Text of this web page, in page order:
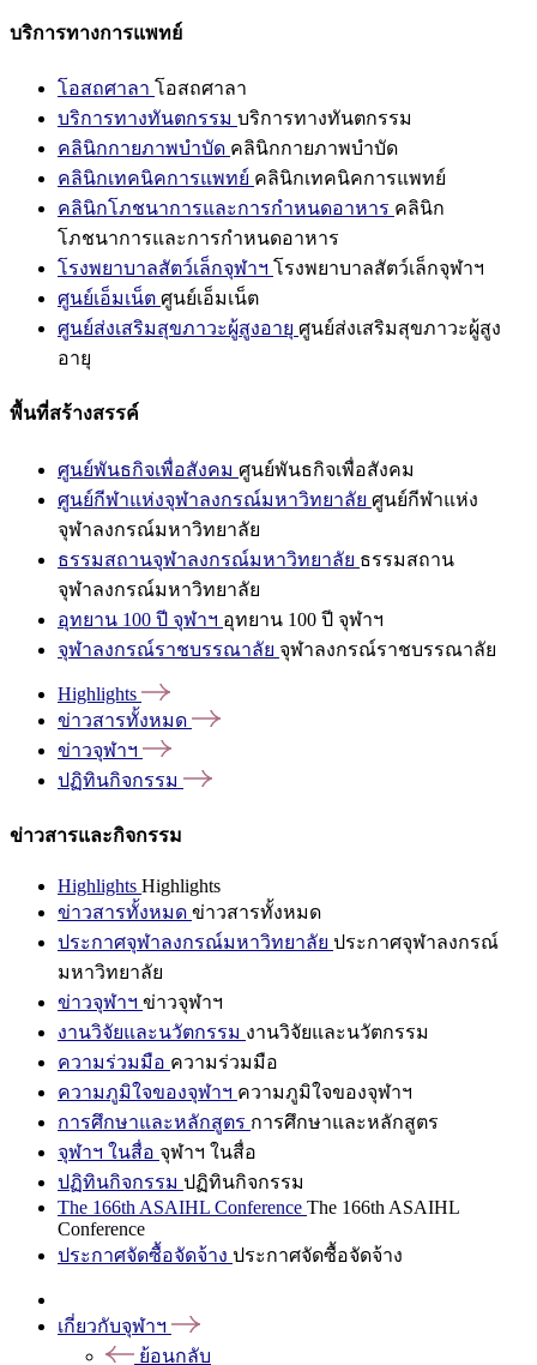
บริการทางการแพทย์
โอสถศาลา โอสถศาลา
บริการทางทันตกรรม บริการทางทันตกรรม
คลินิกกายภาพบำบัด คลินิกกายภาพบำบัด
คลินิกเทคนิคการแพทย์ คลินิกเทคนิคการแพทย์
คลินิกโภชนาการและการกำหนดอาหาร คลินิก
โภชนาการและการกำหนดอาหาร
โรงพยาบาลสัตว์เล็กจุฬาฯ โรงพยาบาลสัตว์เล็กจุฬาฯ
ศูนย์เอ็มเน็ต ศูนย์เอ็มเน็ต
ศูนย์ส่งเสริมสุขภาวะผู้สูงอายุ ศูนย์ส่งเสริมสุขภาวะผู้สูง
อายุ
พื้นที่สร้างสรรค์
ศูนย์พันธกิจเพื่อสังคม ศูนย์พันธกิจเพื่อสังคม
ศูนย์กีฬาแห่งจุฬาลงกรณ์มหาวิทยาลัย ศูนย์กีฬาแห่ง
จุฬาลงกรณ์มหาวิทยาลัย
ธรรมสถานจุฬาลงกรณ์มหาวิทยาลัย ธรรมสถาน
จุฬาลงกรณ์มหาวิทยาลัย
อุทยาน 100 ปี จุฬาฯ อุทยาน 100 ปี จุฬาฯ
จุฬาลงกรณ์ราชบรรณาลัย จุฬาลงกรณ์ราชบรรณาลัย
Highlights
ข่าวสารทั้งหมด
ข่าวจุฬาฯ
ปฏิทินกิจกรรม
ข่าวสารและกิจกรรม
Highlights Highlights
ข่าวสารทั้งหมด ข่าวสารทั้งหมด
ประกาศจุฬาลงกรณ์มหาวิทยาลัย ประกาศจุฬาลงกรณ์
มหาวิทยาลัย
ข่าวจุฬาฯ ข่าวจุฬาฯ
งานวิจัยและนวัตกรรม งานวิจัยและนวัตกรรม
ความร่วมมือ ความร่วมมือ
ความภูมิใจของจุฬาฯ ความภูมิใจของจุฬาฯ
การศึกษาและหลักสูตร การศึกษาและหลักสูตร
จุฬาฯ ในสื่อ จุฬาฯ ในสื่อ
ปฏิทินกิจกรรม ปฏิทินกิจกรรม
The 166th ASAIHL Conference The 166th ASAIHL
Conference
ประกาศจัดซื้อจัดจ้าง ประกาศจัดซื้อจัดจ้าง
เกี่ยวกับจุฬาฯ
ย้อนกลับ